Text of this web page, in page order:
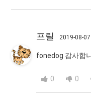
프릴 2019-08-
fonedog 감사합
0 0